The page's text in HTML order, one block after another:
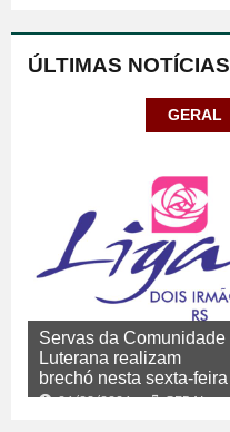
ÚLTIMAS NOTÍCIAS
GERAL
Servas da Comunidade
Luterana realizam
brechó nesta sexta-feira
06/08/2026 GERAL